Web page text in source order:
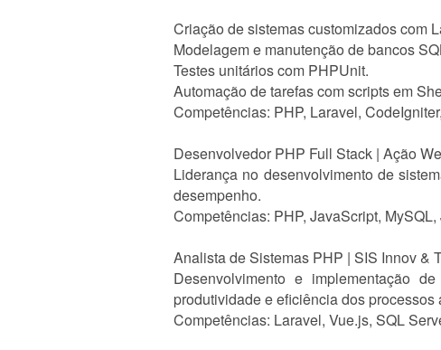
Criação de sistemas customizados com
Modelagem e manutenção de bancos
Testes unitários com PHPUnit.
Automação de tarefas com scripts em
Competências: PHP, Laravel,
Desenvolvedor PHP Full Stack | Ação
Liderança no desenvolvimento de
desempenho.
Competências: PHP, JavaScript,
Analista de Sistemas PHP | SIS Innov &
Desenvolvimento e implementação
produtividade e eficiência dos processos
Competências: Laravel, Vue.js, SQL